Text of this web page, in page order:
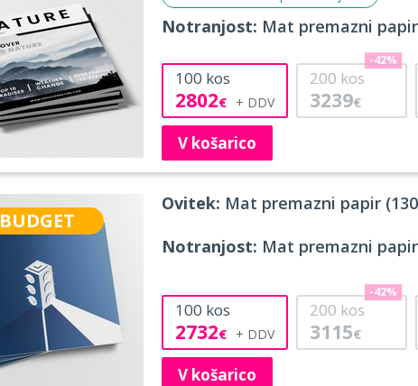
Notranjost: Mat premazni
100 kos
2802€
200 kos
3239€
-42%
V košarico
BUDGET
Ovitek: Mat premazni papir
Notranjost: Mat premazni
100 kos
2732€
200 kos
3115€
-42%
V košarico